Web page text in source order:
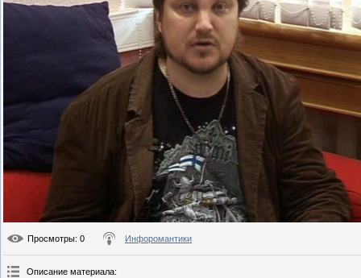
Просмотры: 0 Инфоромантики
Описание материала: